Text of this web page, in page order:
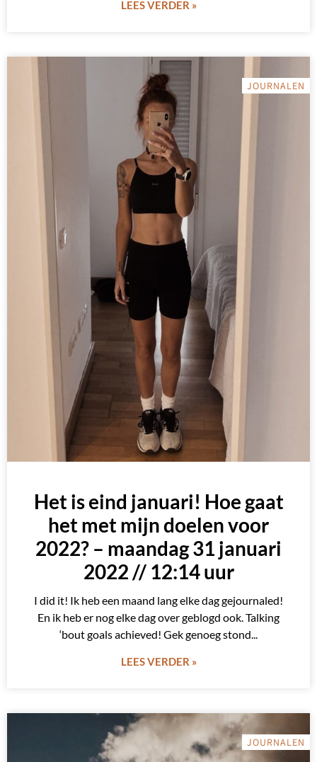
LEES VERDER »
JOURNALEN
Het is eind januari! Hoe gaat
het met mijn doelen voor
2022? – maandag 31 januari
2022 // 12:14 uur
I did it! Ik heb een maand lang elke dag gejournaled!
En ik heb er nog elke dag over geblogd ook. Talking
‘bout goals achieved! Gek genoeg stond
LEES VERDER »
JOURNALEN